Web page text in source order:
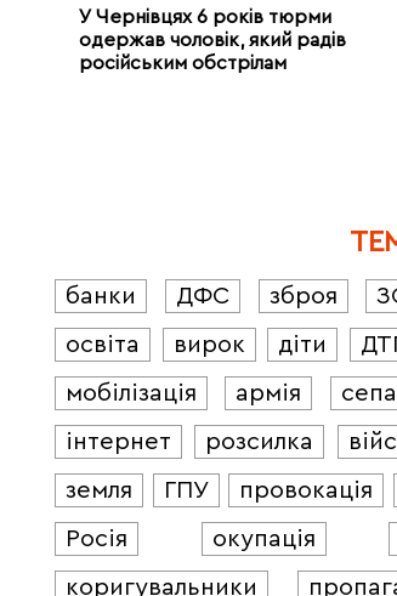
У Чернівцях 6 років тюрми
одержав чоловік, який радів
російським обстрілам
банки ДФС зброя
освіта
вирок діти
мобілізація
армія
інтернет
розсилка
земля
ГПУ провокація
Росія
окупація
коригувальники